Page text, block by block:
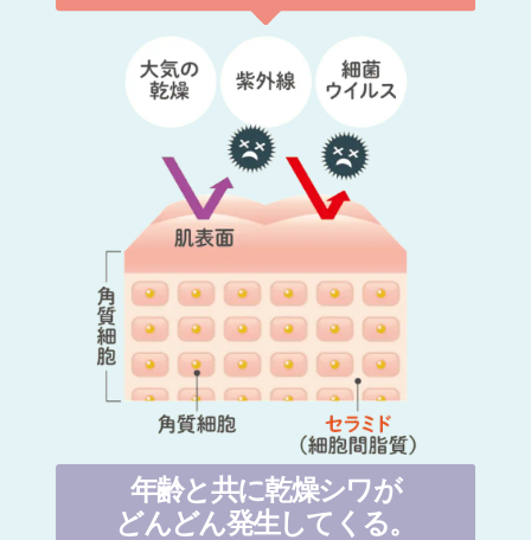
年齢と共に乾燥シワが
どんどん発生してくる。